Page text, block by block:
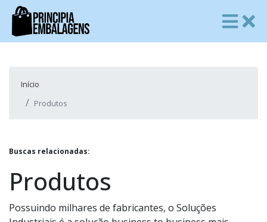
Início
Produtos
Buscas relacionadas:
Produtos
Possuindo milhares de fabricantes, o Soluções